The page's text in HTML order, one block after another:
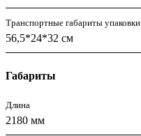
Транспортные габариты упаковки
56,5*24*32 см
Габариты
Длина
2180 мм